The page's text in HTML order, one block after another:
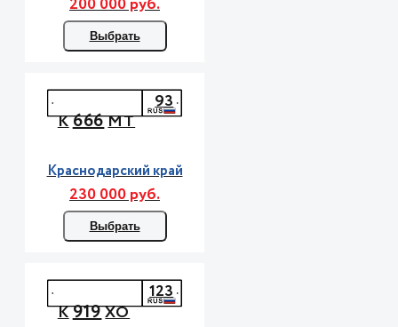
Выбрать
К666МТ
93
Краснодарский край
230 000 руб.
Выбрать
К919ХО
123